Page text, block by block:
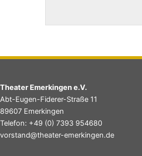
Theater Emerkingen e.V.
Abt-Eugen-Fiderer-Straße 11
89607 Emerkingen
Telefon: +49 (0) 7393 954680
vorstand@theater-emerkingen.de